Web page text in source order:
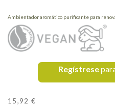
Ambientador aromático purificante para
Regístrese
15,92 €